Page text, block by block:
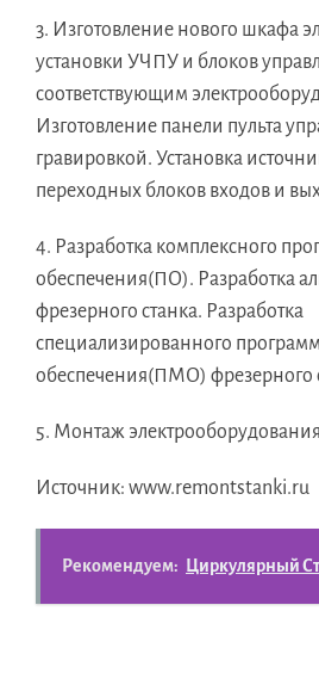
3. Изготовление нового шкафа
установки УЧПУ и блоков
соответствующим
Изготовление панели пульта
гравировкой. Установка
переходных блоков входов и
4. Разработка комплексного
обеспечения(ПО). Разработка
фрезерного станка. Разработка
специализированного
обеспечения(ПМО) фрезерного
5. Монтаж электрооборудования
Источник: www.remontstanki.ru
Рекомендуем: Циркулярный